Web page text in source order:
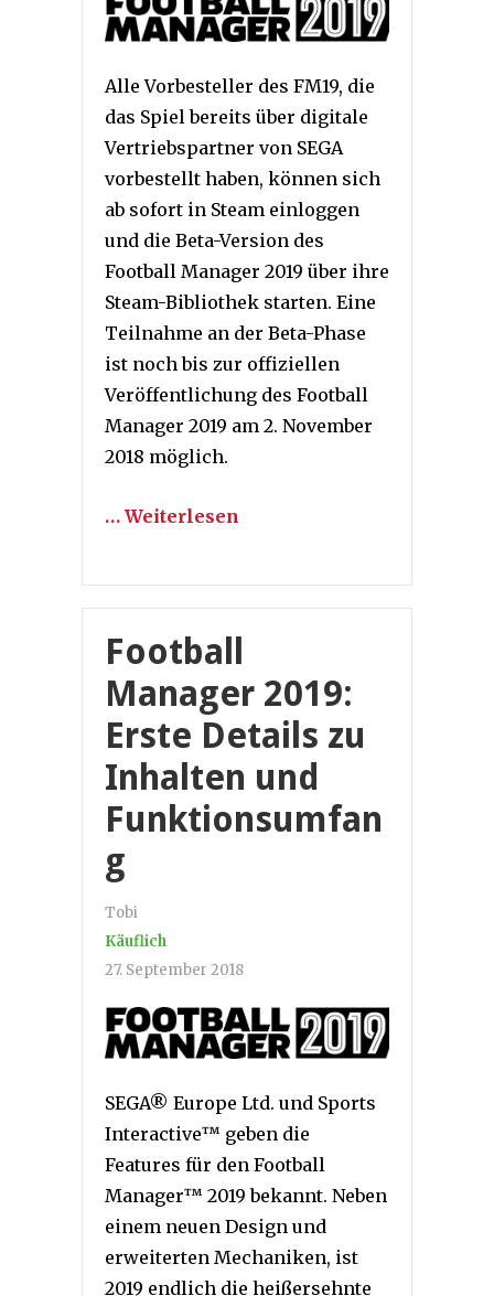
Alle Vorbesteller des FM19, die
das Spiel bereits über digitale
Vertriebspartner von SEGA
vorbestellt haben, können sich
ab sofort in Steam einloggen
und die Beta-Version des
Football Manager 2019 über ihre
Steam-Bibliothek starten. Eine
Teilnahme an der Beta-Phase
ist noch bis zur offiziellen
Veröffentlichung des Football
Manager 2019 am 2. November
2018 möglich.
… Weiterlesen
Football
Manager 2019:
Erste Details zu
Inhalten und
Funktionsumfan
g
Tobi
Käuflich
27. September 2018
SEGA® Europe Ltd. und Sports
Interactive™ geben die
Features für den Football
Manager™ 2019 bekannt. Neben
einem neuen Design und
erweiterten Mechaniken, ist
2019 endlich die heißersehnte